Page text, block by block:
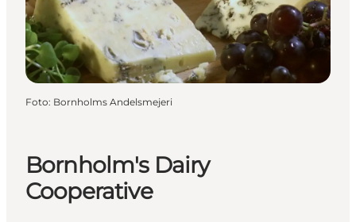
Bornholm's Dairy
Cooperative
Foto: Bornholms Andelsmejeri